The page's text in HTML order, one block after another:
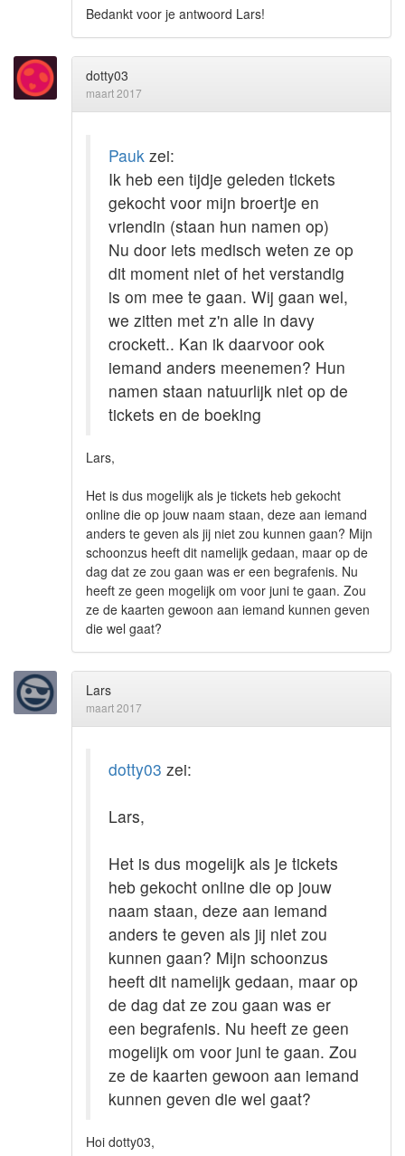
Bedankt voor je antwoord Lars!
dotty03
maart 2017
Pauk zei:
Ik heb een tijdje geleden tickets
gekocht voor mijn broertje en
vriendin (staan hun namen op)
Nu door iets medisch weten ze op
dit moment niet of het verstandig
is om mee te gaan. Wij gaan wel,
we zitten met z'n alle in davy
crockett.. Kan ik daarvoor ook
iemand anders meenemen? Hun
namen staan natuurlijk niet op de
tickets en de boeking
Lars,
Het is dus mogelijk als je tickets heb gekocht
online die op jouw naam staan, deze aan iemand
anders te geven als jij niet zou kunnen gaan? Mijn
schoonzus heeft dit namelijk gedaan, maar op de
dag dat ze zou gaan was er een begrafenis. Nu
heeft ze geen mogelijk om voor juni te gaan. Zou
ze de kaarten gewoon aan iemand kunnen geven
die wel gaat?
Lars
maart 2017
dotty03 zei:
Lars,
Het is dus mogelijk als je tickets
heb gekocht online die op jouw
naam staan, deze aan iemand
anders te geven als jij niet zou
kunnen gaan? Mijn schoonzus
heeft dit namelijk gedaan, maar op
de dag dat ze zou gaan was er
een begrafenis. Nu heeft ze geen
mogelijk om voor juni te gaan. Zou
ze de kaarten gewoon aan iemand
kunnen geven die wel gaat?
Hoi dotty03,